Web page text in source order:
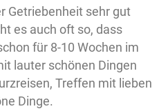
Getriebenheit sehr gut
es auch oft so, dass
für 8-10 Wochen im
lauter schönen Dingen
Treffen mit lieben
Dinge.